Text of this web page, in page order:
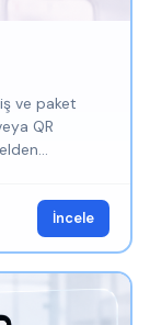
ve paket
QR
İncele